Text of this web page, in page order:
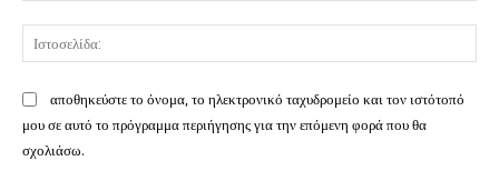
αποθηκεύστε το όνομα, το ηλεκτρονικό ταχυδρομείο και τον ιστότοπό
μου σε αυτό το πρόγραμμα περιήγησης για την επόμενη φορά που θα
σχολιάσω.